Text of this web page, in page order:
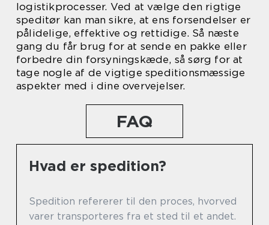
logistikprocesser. Ved at vælge den rigtige
speditør kan man sikre, at ens forsendelser er
pålidelige, effektive og rettidige. Så næste
gang du får brug for at sende en pakke eller
forbedre din forsyningskæde, så sørg for at
tage nogle af de vigtige speditionsmæssige
aspekter med i dine overvejelser.
FAQ
Hvad er spedition?
Spedition refererer til den proces, hvorved
varer transporteres fra et sted til et andet.